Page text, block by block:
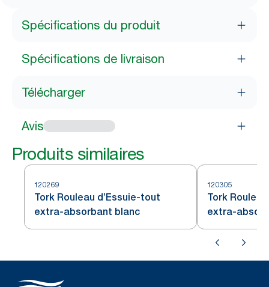
Spécifications du produit
Spécifications de livraison
Télécharger
Avis
Produits similaires
120269
Tork Rouleau d’Essuie-tout
extra-absorbant blanc
120305
Tork
extra-